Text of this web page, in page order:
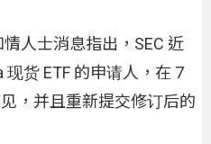
人士消息指出，SEC 近
货 ETF 的申请人，在 7
，并且重新提交修订后的